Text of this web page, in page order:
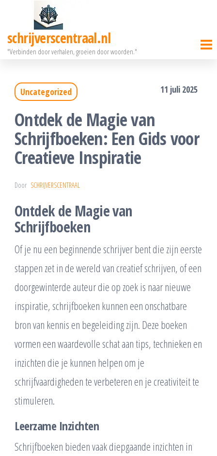
deschrijverscentraal.nl
"Verbinden door verhalen, groeien door woorden."
Uncategorized 11 juli 2025
Ontdek de Magie van
Schrijfboeken: Een Gids voor
Creatieve Inspiratie
Door SCHRIJVERSCENTRAAL
Ontdek de Magie van
Schrijfboeken
Of je nu een beginnende schrijver bent die zijn eerste
stappen zet in de wereld van creatief schrijven, of een
doorgewinterde auteur die op zoek is naar nieuwe
inspiratie, schrijfboeken kunnen een onschatbare
bron van kennis en begeleiding zijn. Deze boeken
vormen een waardevolle schat aan tips, technieken en
inzichten die je kunnen helpen om je
schrijfvaardigheden te verbeteren en je creativiteit te
stimuleren.
Leerzame Inzichten
Schrijfboeken bieden vaak diepgaande inzichten in